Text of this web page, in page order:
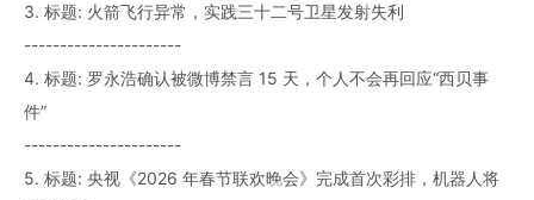
3. 标题: 火箭飞行异常，实践三十二号卫星发射失利
----------------------
4. 标题: 罗永浩确认被微博禁言 15 天，个人不会再回应“西贝事
件”
----------------------
5. 标题: 央视《2026 年春节联欢晚会》完成首次彩排，机器人将